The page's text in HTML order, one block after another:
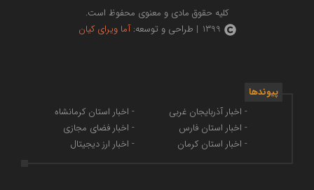
کلیه حقوق مادی و معنوی محفوظ است.
1399 | طراحی و توسعه:
آما ویرای کیان
پیوندها
- اخبار آذربایجان غربی
- اخبار استان فارس
- اخبار استان کرمان
- اخبار استان کرمانشاه
- اخبار فضای مجازی
- اخبار ارز دیجیتال